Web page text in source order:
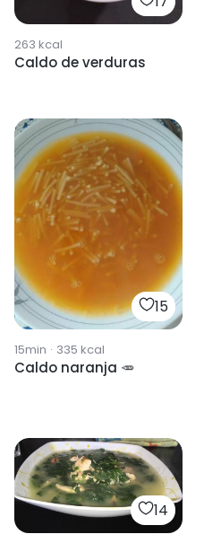
263 kcal
Caldo de verduras
15
15min · 335 kcal
Caldo naranja 🥕
14